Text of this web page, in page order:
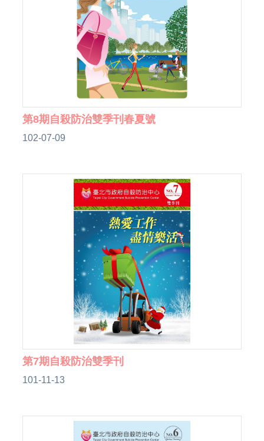
第8期自殺防治雙季刊春夏號
102-07-09
第7期自殺防治雙季刊
101-11-13